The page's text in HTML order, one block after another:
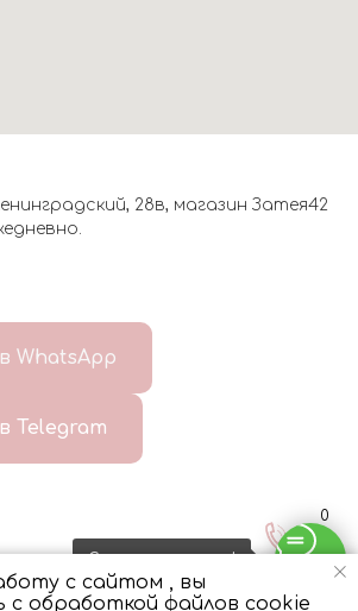
Свяжитесь с нами!
с сайтом , вы
с обработкой файлов cookie
28в, магазин Затея42
WhatsApp
Telegram
0